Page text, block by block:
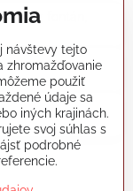
návštevy tejto
zhromažďovanie
použiť
údaje sa
iných krajinách.
svoj súhlas s
podrobné